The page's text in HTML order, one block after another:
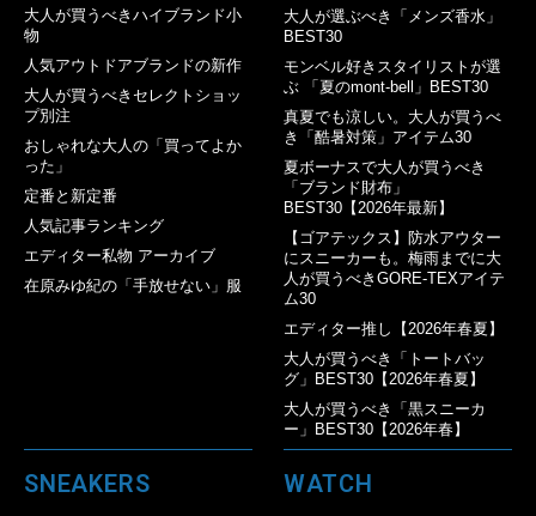
大人が買うべきハイブランド小
物
人気アウトドアブランドの新作
大人が買うべきセレクトショッ
プ別注
おしゃれな大人の「買ってよか
った」
定番と新定番
人気記事ランキング
エディター私物 アーカイブ
在原みゆ紀の「手放せない」服
大人が選ぶべき「メンズ香水」
BEST30
モンベル好きスタイリストが選
ぶ 「夏のmont-bell」BEST30
真夏でも涼しい。大人が買うべ
き「酷暑対策」アイテム30
夏ボーナスで大人が買うべき
「ブランド財布」
BEST30【2026年最新】
【ゴアテックス】防水アウター
にスニーカーも。梅雨までに大
人が買うべきGORE-TEXアイテ
ム30
エディター推し【2026年春夏】
大人が買うべき「トートバッ
グ」BEST30【2026年春夏】
大人が買うべき「黒スニーカ
ー」BEST30【2026年春】
SNEAKERS WATCH